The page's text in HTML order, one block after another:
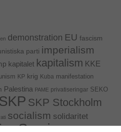
demonstration EU fascism
parti imperialism
kapitalet kapitalism KKE
KP krig Kuba manifestation
Palestina PAME privatiseringar SEKO
SKP Stockholm
socialism solidaritet
Sveriges